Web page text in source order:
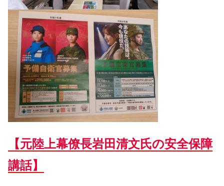
【元陸上幕僚長岩田清文氏の安全保障
講話】